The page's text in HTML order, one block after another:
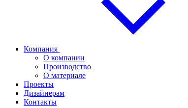
Компания
О компании
Производство
О материале
Проекты
Дизайнерам
Контакты